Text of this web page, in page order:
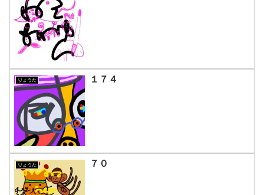
りょうた １７４
りょうた ７０